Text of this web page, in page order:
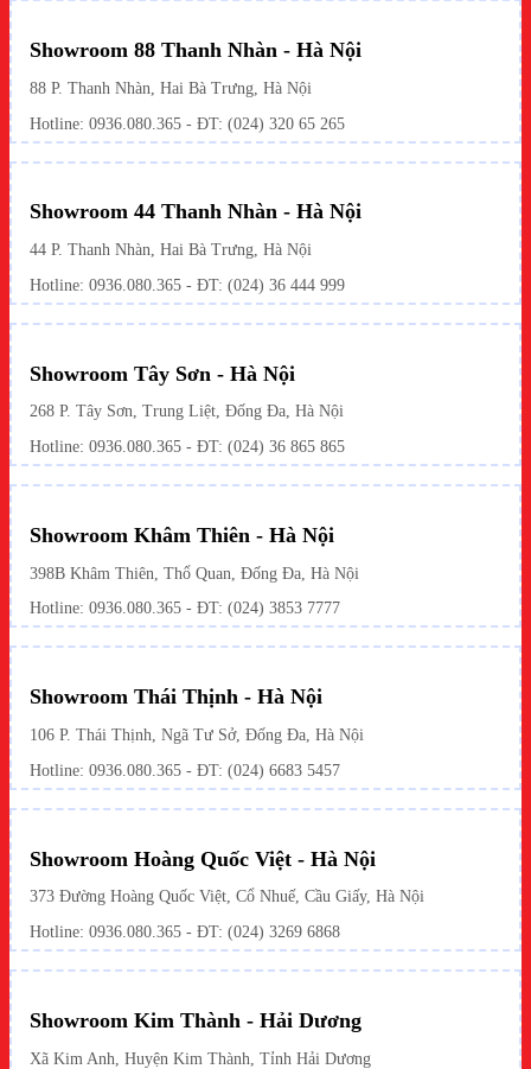
Showroom 88 Thanh Nhàn - Hà Nội
88 P. Thanh Nhàn, Hai Bà Trưng, Hà Nội
Hotline: 0936.080.365 - ĐT: (024) 320 65 265
Showroom 44 Thanh Nhàn - Hà Nội
44 P. Thanh Nhàn, Hai Bà Trưng, Hà Nội
Hotline: 0936.080.365 - ĐT: (024) 36 444 999
Showroom Tây Sơn - Hà Nội
268 P. Tây Sơn, Trung Liệt, Đống Đa, Hà Nội
Hotline: 0936.080.365 - ĐT: (024) 36 865 865
Showroom Khâm Thiên - Hà Nội
398B Khâm Thiên, Thổ Quan, Đống Đa, Hà Nội
Hotline: 0936.080.365 - ĐT: (024) 3853 7777
Showroom Thái Thịnh - Hà Nội
106 P. Thái Thịnh, Ngã Tư Sở, Đống Đa, Hà Nội
Hotline: 0936.080.365 - ĐT: (024) 6683 5457
Showroom Hoàng Quốc Việt - Hà Nội
373 Đường Hoàng Quốc Việt, Cổ Nhuế, Cầu Giấy, Hà Nội
Hotline: 0936.080.365 - ĐT: (024) 3269 6868
Showroom Kim Thành - Hải Dương
Xã Kim Anh, Huyện Kim Thành, Tỉnh Hải Dương